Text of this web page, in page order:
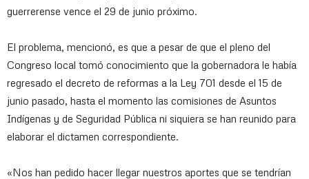
guerrerense vence el 29 de junio próximo.
El problema, mencionó, es que a pesar de que el pleno del
Congreso local tomó conocimiento que la gobernadora le había
regresado el decreto de reformas a la Ley 701 desde el 15 de
junio pasado, hasta el momento las comisiones de Asuntos
Indígenas y de Seguridad Pública ni siquiera se han reunido para
elaborar el dictamen correspondiente.
«Nos han pedido hacer llegar nuestros aportes que se tendrían